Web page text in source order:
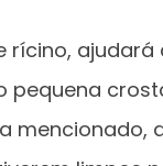
rícino, ajudará
mencionado,